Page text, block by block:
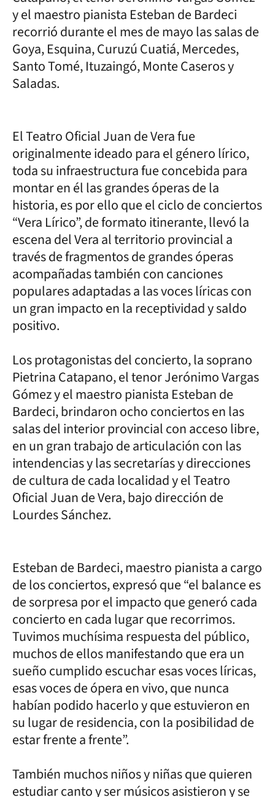
y el maestro pianista Esteban de Bardeci
recorrió durante el mes de mayo las salas de
Goya, Esquina, Curuzú Cuatiá, Mercedes,
Santo Tomé, Ituzaingó, Monte Caseros y
Saladas.
El Teatro Oficial Juan de Vera fue
originalmente ideado para el género lírico,
toda su infraestructura fue concebida para
montar en él las grandes óperas de la
historia, es por ello que el ciclo de conciertos
“Vera Lírico”, de formato itinerante, llevó la
escena del Vera al territorio provincial a
través de fragmentos de grandes óperas
acompañadas también con canciones
populares adaptadas a las voces líricas con
un gran impacto en la receptividad y saldo
positivo.
Los protagonistas del concierto, la soprano
Pietrina Catapano, el tenor Jerónimo Vargas
Gómez y el maestro pianista Esteban de
Bardeci, brindaron ocho conciertos en las
salas del interior provincial con acceso libre,
en un gran trabajo de articulación con las
intendencias y las secretarías y direcciones
de cultura de cada localidad y el Teatro
Oficial Juan de Vera, bajo dirección de
Lourdes Sánchez.
Esteban de Bardeci, maestro pianista a cargo
de los conciertos, expresó que “el balance es
de sorpresa por el impacto que generó cada
concierto en cada lugar que recorrimos.
Tuvimos muchísima respuesta del público,
muchos de ellos manifestando que era un
sueño cumplido escuchar esas voces líricas,
esas voces de ópera en vivo, que nunca
habían podido hacerlo y que estuvieron en
su lugar de residencia, con la posibilidad de
estar frente a frente”.
También muchos niños y niñas que quieren
estudiar canto y ser músicos asistieron y se